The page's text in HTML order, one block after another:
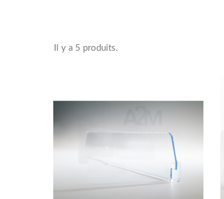
Il y a 5 produits.